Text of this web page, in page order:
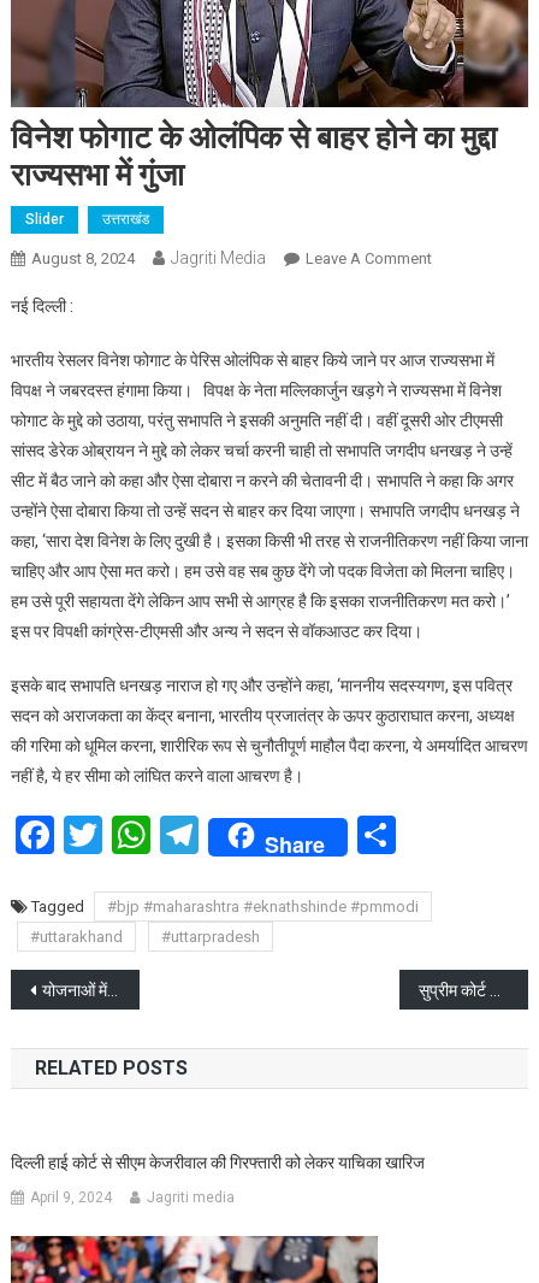
विनेश फोगाट के ओलंपिक से बाहर होने का मुद्दा
राज्यसभा में गुंजा
Slider उत्तराखंड
August 8, 2024 Jagriti Media Leave A CommentOn
ओलंपिक
से
बाहर
होने
का
मुद्दा
राज्यसभा
में
नई दिल्ली :
भारतीय रेसलर विनेश फोगाट के पेरिस ओलंपिक से बाहर किये जाने पर आज राज्यसभा में
विपक्ष ने जबरदस्त हंगामा किया। विपक्ष के नेता मल्लिकार्जुन खड़गे ने राज्यसभा में विनेश
फोगाट के मुद्दे को उठाया, परंतु सभापति ने इसकी अनुमति नहीं दी। वहीं दूसरी ओर टीएमसी
सांसद डेरेक ओब्रायन ने मुद्दे को लेकर चर्चा करनी चाही तो सभापति जगदीप धनखड़ ने उन्हें
सीट में बैठ जाने को कहा और ऐसा दोबारा न करने की चेतावनी दी। सभापति ने कहा कि अगर
उन्होंने ऐसा दोबारा किया तो उन्हें सदन से बाहर कर दिया जाएगा। सभापति जगदीप धनखड़ ने
कहा, ‘सारा देश विनेश के लिए दुखी है। इसका किसी भी तरह से राजनीतिकरण नहीं किया जाना
चाहिए और आप ऐसा मत करो। हम उसे वह सब कुछ देंगे जो पदक विजेता को मिलना चाहिए।
हम उसे पूरी सहायता देंगे लेकिन आप सभी से आग्रह है कि इसका राजनीतिकरण मत करो।’
इस पर विपक्षी कांग्रेस-टीएमसी और अन्य ने सदन से वॉकआउट कर दिया।
इसके बाद सभापति धनखड़ नाराज हो गए और उन्होंने कहा, ‘माननीय सदस्यगण, इस पवित्र
सदन को अराजकता का केंद्र बनाना, भारतीय प्रजातंत्र के ऊपर कुठाराघात करना, अध्यक्ष
की गरिमा को धूमिल करना, शारीरिक रूप से चुनौतीपूर्ण माहौल पैदा करना, ये अमर्यादित आचरण
नहीं है, ये हर सीमा को लांघित करने वाला आचरण है।
Facebook
Twitter
WhatsApp
Telegram
Share Share
Tagged
#bjp #maharashtra #eknathshinde #pmmodi
#uttarakhand
#uttarpradesh
Post
navigation
योजनाओं में नवाचार पर ध्यान दें अधिकारी: सीएम पुष्कर सिंह धामी
RELATED POSTS
दिल्ली हाई कोर्ट से सीएम केजरीवाल की गिरफ्तारी को लेकर याचिका खारिज
April 9, 2024 Jagriti media